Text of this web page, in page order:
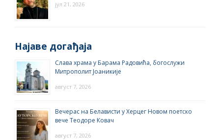
јул 21, 2026
Најаве догађаја
Слава храма у Барама Радовића, богослужи
Митрополит Јоаникије
август 7, 2026
Вечерас на Белависти у Херцег Новом поетско
вече Теодоре Ковач
август 7, 2026